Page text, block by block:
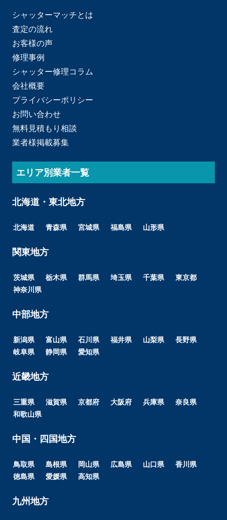
シャッターマッチとは
査定の流れ
お客様の声
修理事例
シャッター修理コラム
会社概要
プライバシーポリシー
お問い合わせ
無料見積もり相談
業者様掲載募集
エリア別業者一覧
北海道・東北地方
北海道 青森県 宮城県 福島県 山形県
関東地方
茨城県 栃木県 群馬県 埼玉県 千葉県
東京都
神奈川県
中部地方
新潟県 富山県 石川県 福井県 山梨県
長野県
岐阜県
静岡県 愛知県
近畿地方
三重県 滋賀県 京都府 大阪府 兵庫県
奈良県
和歌山県
中国・四国地方
鳥取県 島根県 岡山県 広島県 山口県
香川県
徳島県
愛媛県 高知県
九州地方